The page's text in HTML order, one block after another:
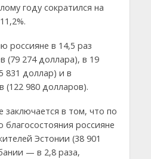
году сократился на
россияне в 14,5 раз
(79 274 доллара), в 19
831 доллар) и в
(122 980 долларов).
заключается в том, что по
россияне
Эстонии (38 901
— в 2,8 раза,